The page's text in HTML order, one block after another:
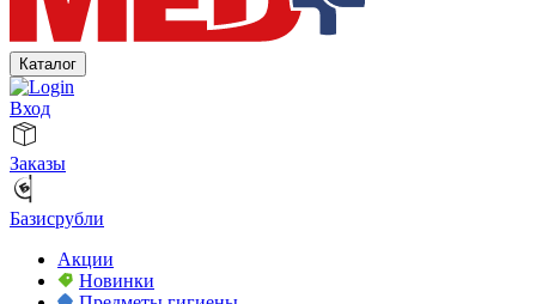
Каталог
Вход
Заказы
Базисрубли
Акции
Новинки